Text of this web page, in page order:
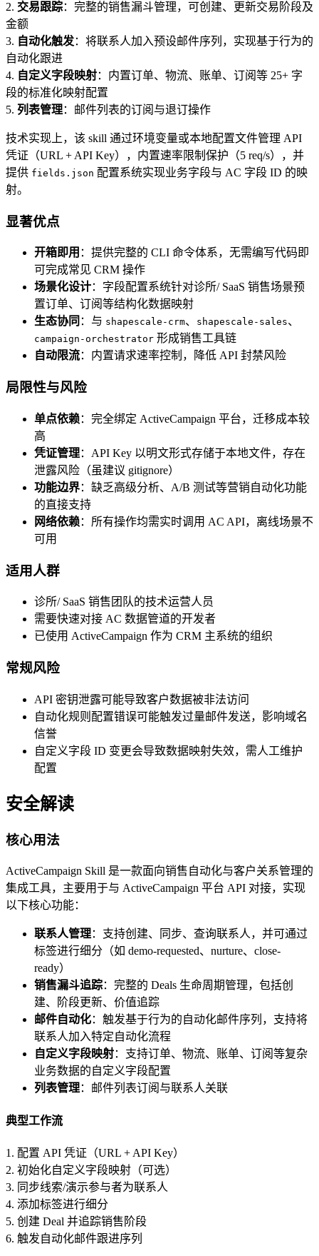
2. 交易跟踪：完整的销售漏斗管理，可创建、更新交易阶段及
金额
3. 自动化触发：将联系人加入预设邮件序列，实现基于行为的
自动化跟进
4. 自定义字段映射：内置订单、物流、账单、订阅等 25+ 字
段的标准化映射配置
5. 列表管理：邮件列表的订阅与退订操作
技术实现上，该 skill 通过环境变量或本地配置文件管理 API
凭证（URL + API Key），内置速率限制保护（5 req/s），并
提供 fields.json 配置系统实现业务字段与 AC 字段 ID 的映
射。
显著优点
开箱即用 ：提供完整的 CLI 命令体系，无需编写代码即
可完成常见 CRM 操作
场景化设计：字段配置系统针对诊所/ SaaS 销售场景预
置订单、订阅等结构化数据映射
生态协同 ：与 shapescale-crm、 shapescale-sales、
campaign-orchestrator 形成销售工具链
自动限流：内置请求速率控制，降低 API 封禁风险
局限性与风险
单点依赖：完全绑定 ActiveCampaign 平台，迁移成本较
高
凭证管理：API Key 以明文形式存储于本地文件，存在
泄露风险（虽建议 gitignore）
功能边界：缺乏高级分析、A/B 测试等营销自动化功能
的直接支持
网络依赖：所有操作均需实时调用 AC API，离线场景不
可用
适用人群
诊所/ SaaS 销售团队的技术运营人员
需要快速对接 AC 数据管道的开发者
已使用 ActiveCampaign 作为 CRM 主系统的组织
常规风险
API 密钥泄露可能导致客户数据被非法访问
自动化规则配置错误可能触发过量邮件发送，影响域名
信誉
自定义字段 ID 变更会导致数据映射失效，需人工维护
配置
安全解读
核心用法
ActiveCampaign Skill 是一款面向销售自动化与客户关系管理的
集成工具，主要用于与 ActiveCampaign 平台 API 对接，实现
以下核心功能：
联系人管理：支持创建、同步、查询联系人，并可通过
标签进行细分（如 demo-requested、nurture、close-
ready）
销售漏斗追踪：完整的 Deals 生命周期管理，包括创
建、阶段更新、价值追踪
邮件自动化：触发基于行为的自动化邮件序列，支持将
联系人加入特定自动化流程
自定义字段映射：支持订单、物流、账单、订阅等复杂
业务数据的自定义字段配置
列表管理：邮件列表订阅与联系人关联
典型工作流
1. 配置 API 凭证（URL + API Key）
2. 初始化自定义字段映射（可选）
3. 同步线索/演示参与者为联系人
4. 添加标签进行细分
5. 创建 Deal 并追踪销售阶段
6. 触发自动化邮件跟进序列